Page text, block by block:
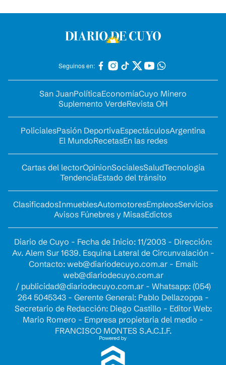
Seguinos en:
San JuanPolíticaEconomíaCuyo Minero
Suplemento VerdeRevista OH
PolicialesPasión DeportivaEspectáculosArgentina
El MundoRecetasEn las redes
Cartas del lectorOpinionSocialesSaludTecnología
TendenciaEstado del tránsito
ClasificadosInmueblesAutomotoresEmpleosServicios
Avisos Fúnebres y MisasEdictos
Diario de Cuyo - Fecha de Inicio: 11/2003 - Dirección:
Av. Alem Sur 1639. Esquina Lateral de Circunvalación -
Contacto: web@diariodecuyo.com.ar- Email:
web@diariodecuyo.com.ar
/ publicidad@diariodecuyo.com.ar- Whatsapp: (054)
264 5045343 - Gerente General: Pablo Dellazoppa -
Secretario de Redacción: Diego Castillo - Editor Web:
Mario Romero - Empresa propietaria del medio -
FRANCISCO MONTES S.A.C.I.F.